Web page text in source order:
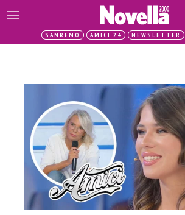
SANREMO AMICI 24 NEWSLETTER